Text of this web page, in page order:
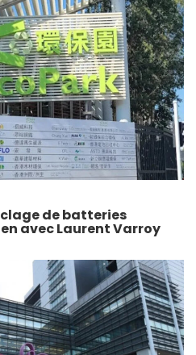
de batteries
avec Laurent Varroy